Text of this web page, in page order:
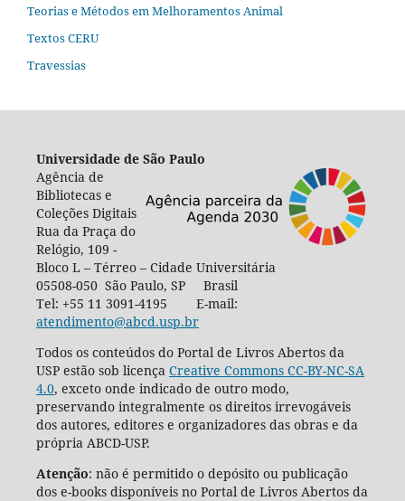
Teorias e Métodos em Melhoramentos Animal
Textos CERU
Travessias
Universidade de São Paulo
Agência de
Bibliotecas e
Coleções Digitais
Rua da Praça do
Relógio, 109 -
Bloco L – Térreo – Cidade Universitária
05508-050 São Paulo, SP Brasil
Tel: +55 11 3091-4195 E-mail:
atendimento@abcd.usp.br
Todos os conteúdos do Portal de Livros Abertos da
USP estão sob licença Creative Commons CC-BY-NC-SA
4.0, exceto onde indicado de outro modo,
preservando integralmente os direitos irrevogáveis
dos autores, editores e organizadores das obras e da
própria ABCD-USP.
Atenção: não é permitido o depósito ou publicação
dos e-books disponíveis no Portal de Livros Abertos da